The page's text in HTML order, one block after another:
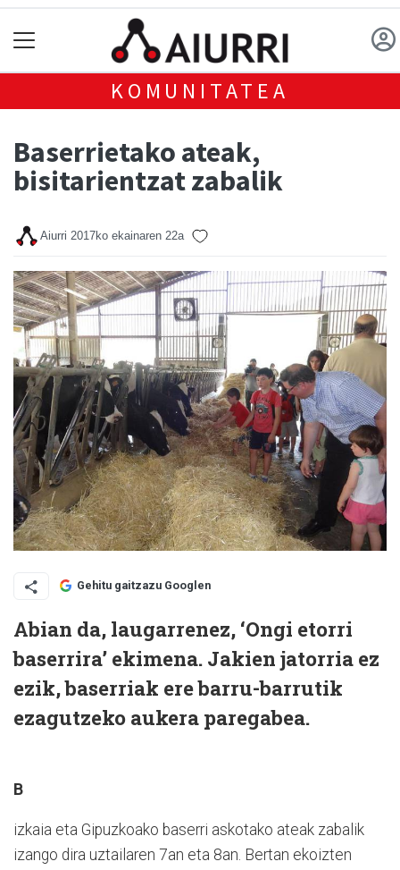
KOMUNITATEA
Baserrietako ateak,
bisitarientzat zabalik
Aiurri 2017ko ekainaren 22a
Gehitu gaitzazu Googlen
Abian da, laugarrenez, ‘Ongi etorri
baserrira’ ekimena. Jakien jatorria ez
ezik, baserriak ere barru-barrutik
ezagutzeko aukera paregabea.
B
izkaia eta Gipuzkoako baserri askotako ateak zabalik
izango dira uztailaren 7an eta 8an. Bertan ekoizten